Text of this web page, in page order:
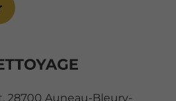
28700 Auneau-Bleury-